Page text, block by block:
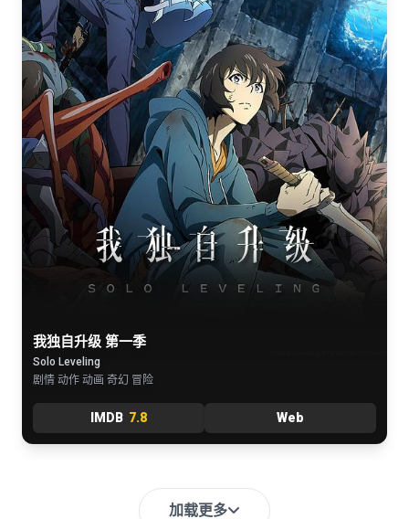
我独自升级 第一季
Solo Leveling
剧情 动作 动画 奇幻 冒险
IMDB 7.8 Web
加载更多